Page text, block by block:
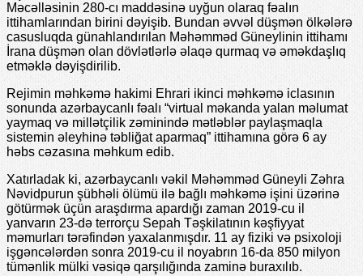
Məcəlləsinin 280-cı maddəsinə uyğun olaraq fəalın
ittihamlarından birini dəyişib. Bundan əvvəl düşmən ölkələrə
casusluqda günahlandırılan Məhəmməd Güneylinin ittihamı
İrana düşmən olan dövlətlərlə əlaqə qurmaq və əməkdaşlıq
etməklə dəyişdirilib.
Rejimin məhkəmə hakimi Ehrari ikinci məhkəmə iclasının
sonunda azərbaycanlı fəalı “virtual məkanda yalan məlumat
yaymaq və millətçilik zəminində mətləblər paylaşmaqla
sistemin əleyhinə təbliğat aparmaq” ittihamına görə 6 ay
həbs cəzasına məhkum edib.
Xatırladak ki, azərbaycanlı vəkil Məhəmməd Güneyli Zəhra
Nəvidpurun şübhəli ölümü ilə bağlı məhkəmə işini üzərinə
götürmək üçün araşdırma apardığı zaman 2019-cu il
yanvarın 23-də terrorçu Sepah Təşkilatının kəşfiyyat
məmurları tərəfindən yaxalanmışdır. 11 ay fiziki və psixoloji
işgəncələrdən sonra 2019-cu il noyabrın 16-da 850 milyon
tümənlik mülki vəsiqə qarşılığında zaminə buraxılıb.